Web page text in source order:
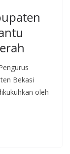
Bekasi
oleh